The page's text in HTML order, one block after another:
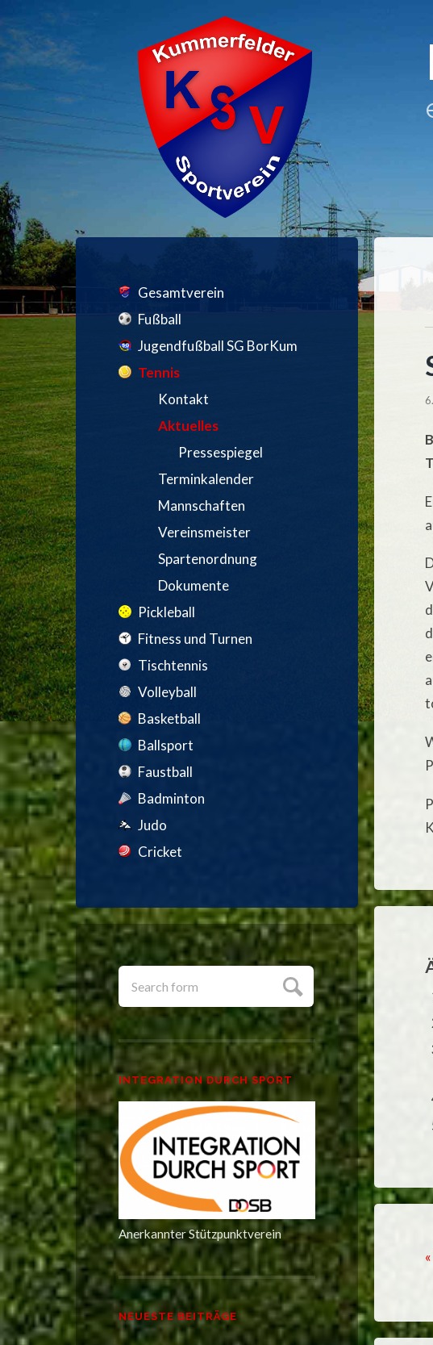
Gesamtverein
Fußball
Jugendfußball SG BorKum
Tennis
Kontakt
Aktuelles
Pressespiegel
Terminkalender
Mannschaften
Vereinsmeister
Spartenordnung
Dokumente
Pickleball
Fitness und Turnen
Tischtennis
Volleyball
Basketball
Ballsport
Faustball
Badminton
Judo
Cricket
INTEGRATION DURCH SPORT
Anerkannter Stützpunktverein
NEUESTE BEITRÄGE